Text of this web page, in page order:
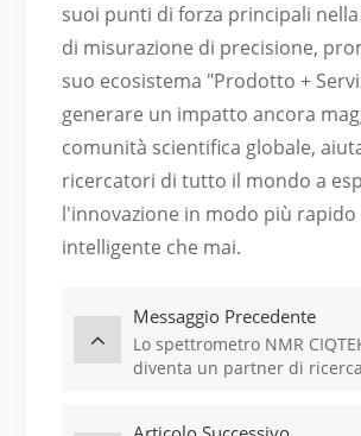
suoi punti di forza principali
di misurazione di precisione,
suo ecosistema "Prodotto +
generare un impatto ancora
comunità scientifica globale,
ricercatori di tutto il mondo a
l'innovazione in modo più rapido
intelligente che mai.
Messaggio Precedente
Lo spettrometro NMR
diventa un partner di